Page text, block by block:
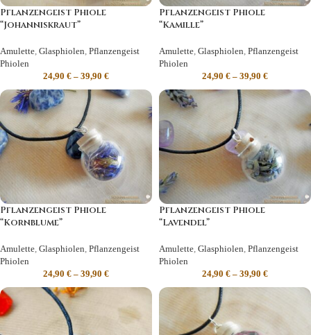
Pflanzengeist Phiole
“Johanniskraut”
Amulette, Glasphiolen, Pflanzengeist
Phiolen
24,90 € – 39,90 €
Pflanzengeist Phiole
“Kamille”
Amulette, Glasphiolen, Pflanzengeist
Phiolen
24,90 € – 39,90 €
Pflanzengeist Phiole
“Kornblume”
Amulette Glasphiolen Pflanzengeist
Phiolen
24,90 € – 39,90 €
Pflanzengeist Phiole
“Lavendel”
Amulette Glasphiolen Pflanzengeist
Phiolen
24,90 € – 39,90 €